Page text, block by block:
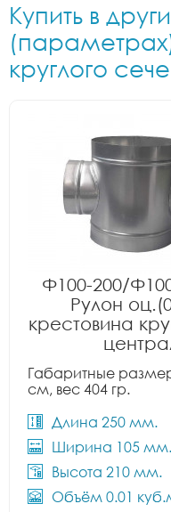
Купить в
круглого
Ф100-200/
Рулон
крестовина
Габаритные
см, вес 404 гр.
Длина 250 мм.
Ширина 105 мм.
Высота 210 мм.
Объём 0.01